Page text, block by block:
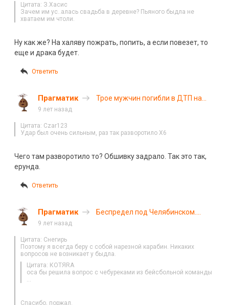
Цитата: З.Хасис
Зачем им ус..алась свадьба в деревне? Пьяного быдла не
хватаем им чтоли.
Ну как же? На халяву пожрать, попить, а если повезет, то
еще и драка будет.
Ответить
Прагматик
Трое мужчин погибли в ДТП на
9 лет назад
Цитата: Czar123
Удар был очень сильным, раз так разворотило Х6
Чего там разворотило то? Обшивку задрало. Так это так,
ерунда.
Ответить
Прагматик
Беспредел под Челябинском.
9 лет назад
Цитата: Снегирь
Поэтому я всегда беру с собой нарезной карабин. Никаких
вопросов не возникает у быдла.
Цитата: КОТЯRA
оса бы решила вопрос с чебуреками из бейсбольной команды
…
Спасибо, поржал.